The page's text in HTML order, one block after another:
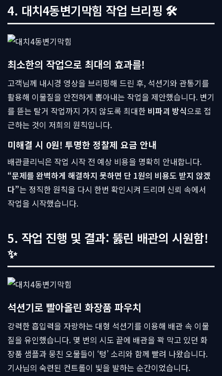
4. 대치4동변기막힘 작업 브리핑 🛠
최소한의 작업으로 최대의 효과를!
고객님께 내시경 영상을 브리핑해 드린 후, 석션기와 관통기를
활용해 이물질을 안전하게 뽑아내는 작업을 제안했습니다. 변기
를 뜯는 탈거 작업까지 가지 않도록 최대한 비파괴 방식으로 접
근하는 것이 저희의 원칙입니다.
미해결 시 0원! 투명한 정찰제 요금 안내
배관클리닉은 작업 시작 전 예상 비용을 명확히 안내합니다.
“문제를 완벽하게 해결하지 못하면 단 1원의 비용도 받지 않겠
다”는 정직한 원칙을 다시 한번 확인시켜 드리며 신뢰 속에서
작업을 시작했습니다.
5. 작업 진행 및 결과: 뚫린 배관의 시원함!
✨
석션기로 빨아올린 화장품 파우치
강력한 흡입력을 자랑하는 대형 석션기를 이용해 배관 속 이물
질을 유인했습니다. 몇 번의 시도 끝에 배관을 꽉 막고 있던 화
장품 샘플과 뭉친 오물들이 ‘텅’ 소리와 함께 빨려 나왔습니다.
기사님의 숙련된 컨트롤이 빛을 발하는 순간이었습니다.